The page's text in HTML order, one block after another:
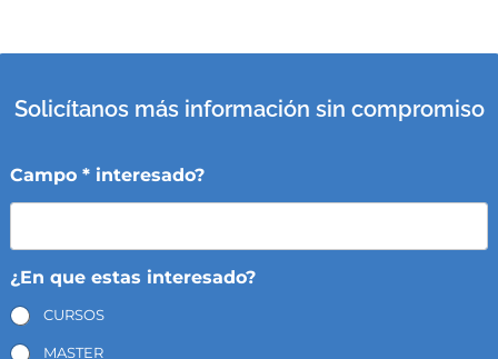
Solicítanos más información sin compromiso
Campo * interesado?
¿En que estas interesado?
CURSOS
MASTER